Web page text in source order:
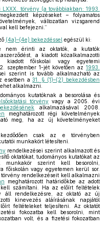
LXXX. törvény (a továbbiakban: 1993.
képzéseket – folyamatos
változatlan vizsgarend
kell befejezni.”
(4a)–(4e) bekezdéssel egészül ki:
nem érinti az oktatók, a kutatók
a kiadott közalkalmazotti
kiadott főiskolai vagy egyetemi
szeptember 1-jét követően az 1993.
szerint is tovább alkalmazható az
esetben a31. § (1)–(2) bekezdésben
alkalmazni.
kutatóknak a besorolása és
törvény vagy a 2005. évi
alkalmazásával 2008.
meghatározott régi követelmények
meg, ha az új követelményeket
csak az e törvényben
munkakört létesíteni.
rendelkezései szerint alkalmazott és
oktatókat, tudományos kutatókat az
munkakör szerint kell besorolni,
főiskolán vagy egyetemen kerül sor.
rendelkezéseit kell alkalmazni
meghatározott határidőkbe az adott
számítani. Ha az előírt feltételek
áll rendelkezésre, az oktató az új
kinevezés aláírásának napjától
feltételeket teljesíteni. Az oktatót
fokozatba kell besorolni, mint
volt, és a fizetési fokozatban